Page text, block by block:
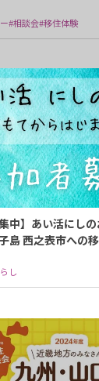
#相談会#移住体験
中】あい活にし
島 西之表市への
し